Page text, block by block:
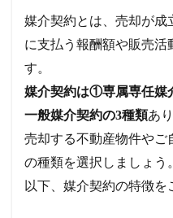
媒介契約とは、売却が成
に支払う報酬額や販売
す。
媒介契約は①専属専任
一般媒介契約の3種類あ
売却する不動産物件やご
の種類を選択しましょう。
以下、媒介契約の特徴を